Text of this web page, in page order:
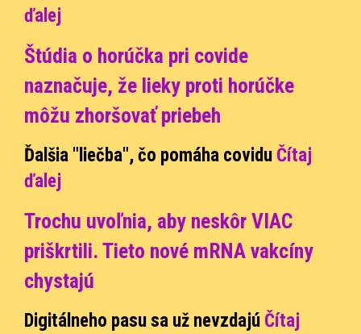
ďalej
Štúdia o horúčka pri covide
naznačuje, že lieky proti horúčke
môžu zhoršovať priebeh
Ďalšia "liečba", čo pomáha covidu Čítaj
ďalej
Trochu uvoľnia, aby neskôr VIAC
priškrtili. Tieto nové mRNA vakcíny
chystajú
Digitálneho pasu sa už nevzdajú Čítaj